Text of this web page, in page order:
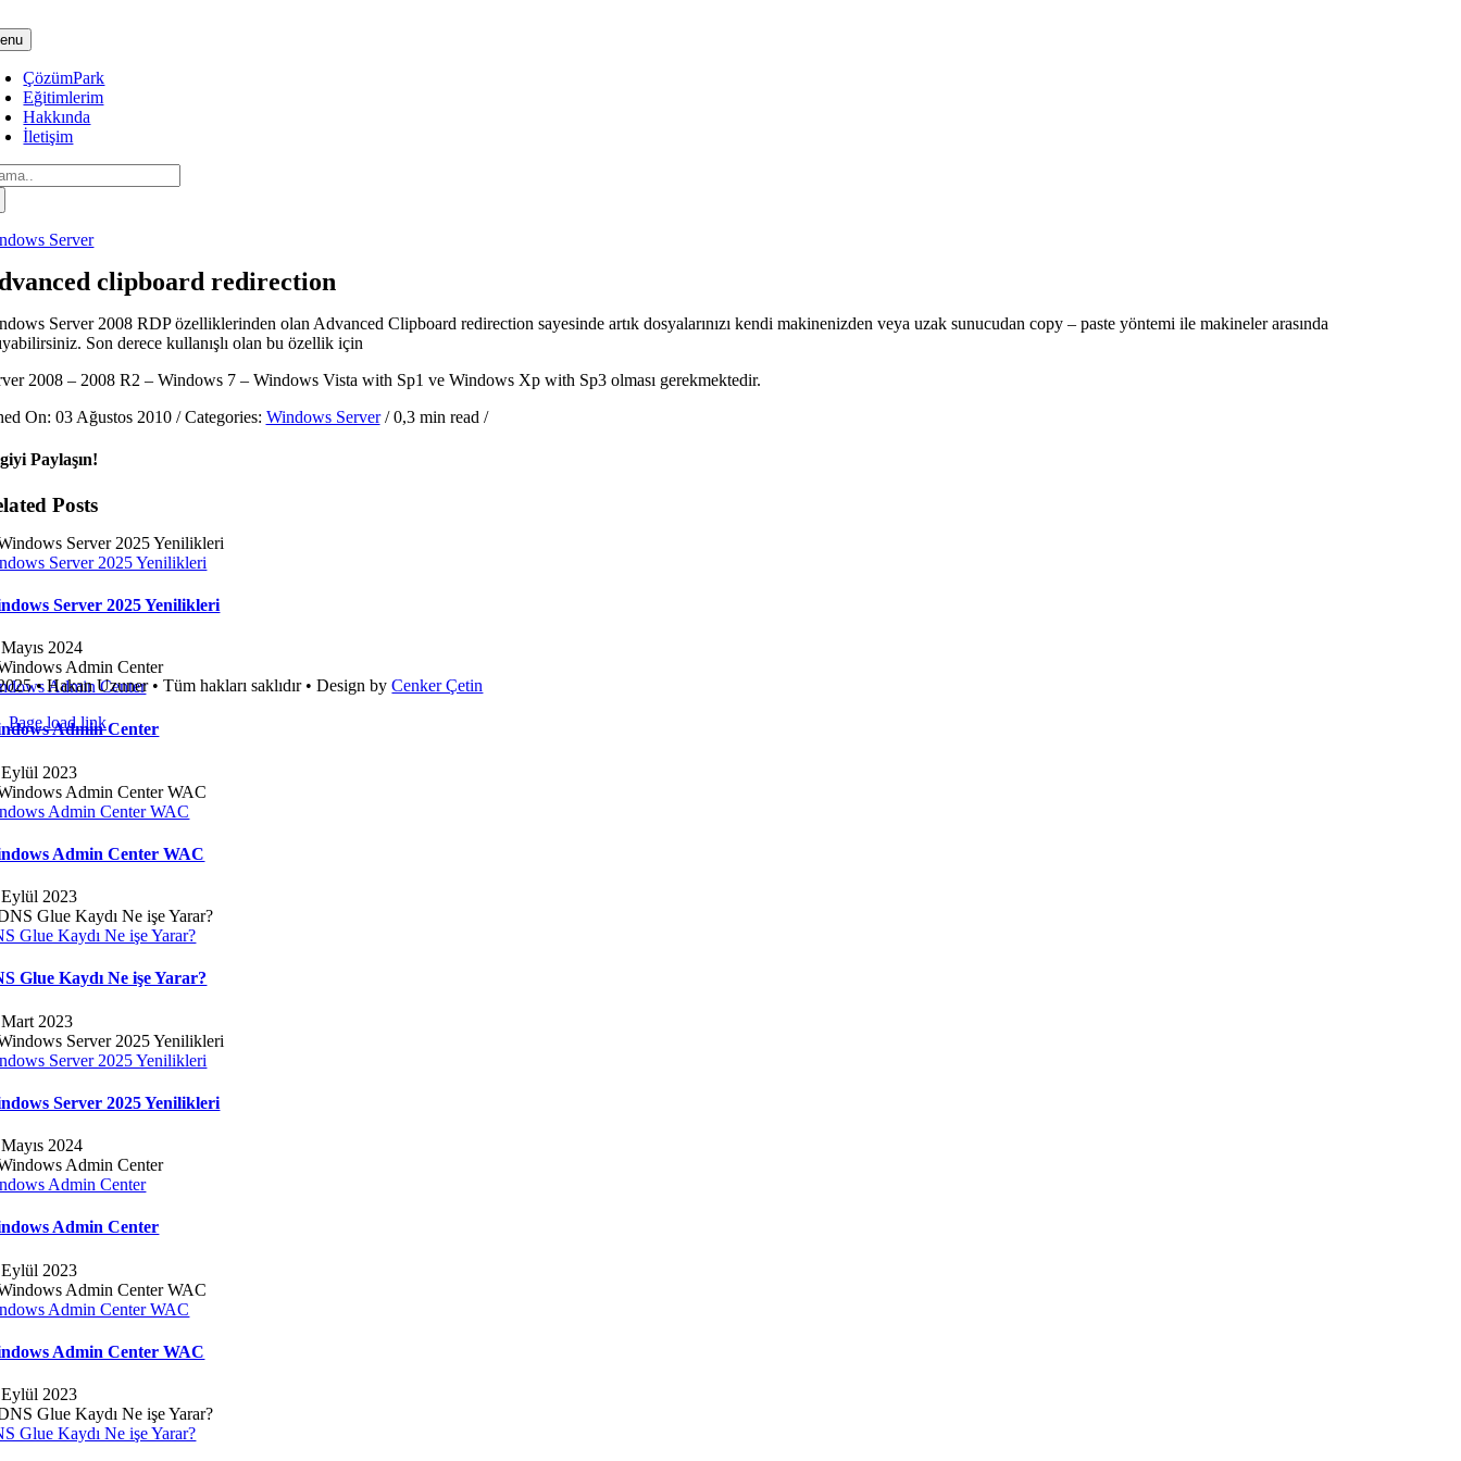
to
content
ÇözümPark
Eğitimlerim
Hakkında
İletişim
Server
clipboard redirection
Server 2008 RDP özelliklerinden olan Advanced Clipboard redirection sayesinde artık dosyalarınızı kendi makinenizden veya uzak sunucudan copy – paste yöntemi ile makineler arasında
Son derece kullanışlı olan bu özellik için
2008 – 2008 R2 – Windows 7 – Windows Vista with Sp1 ve Windows Xp with Sp3 olması gerekmektedir.
On: 03 Ağustos 2010/Categories: Windows Server/0,3 min read /
Paylaşın!
Posts
Server 2025 Yenilikleri
Server 2025 Yenilikleri
2024
Admin Center
Admin Center
2023
Admin Center WAC
Admin Center WAC
2023
Glue Kaydı Ne işe Yarar?
Glue Kaydı Ne işe Yarar?
2023
Server 2025 Yenilikleri
Server 2025 Yenilikleri
2024
Admin Center
Admin Center
2023
Admin Center WAC
Admin Center WAC
2023
Glue Kaydı Ne işe Yarar?
• Hakan Uzuner • Tüm hakları saklıdır • Design byCenker Çetin
Page load link
Go
Top